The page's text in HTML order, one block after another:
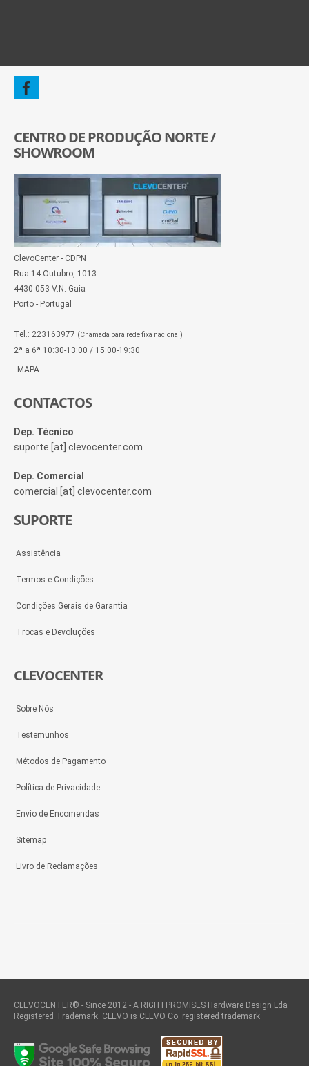
CENTRO DE PRODUÇÃO NORTE /
SHOWROOM
ClevoCenter - CDPN
Rua 14 Outubro, 1013
4430-053 V.N. Gaia
Porto - Portugal
Tel.: 223163977 (Chamada para rede fixa nacional)
2ª a 6ª 10:30-13:00 / 15:00-19:30
MAPA
CONTACTOS
Dep. Técnico
suporte [at] clevocenter.com
Dep. Comercial
comercial [at] clevocenter.com
SUPORTE
Assistência
Termos e Condições
Condições Gerais de Garantia
Trocas e Devoluções
CLEVOCENTER
Sobre Nós
Testemunhos
Métodos de Pagamento
Política de Privacidade
Envio de Encomendas
Sitemap
Livro de Reclamações
CLEVOCENTER® - Since 2012 - A RIGHTPROMISES Hardware Design Lda
Registered Trademark. CLEVO is CLEVO Co. registered trademark